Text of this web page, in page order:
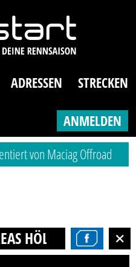
ADRESSEN STRECKEN
ANMELDEN
von Maciag Offroad
HÖLZL